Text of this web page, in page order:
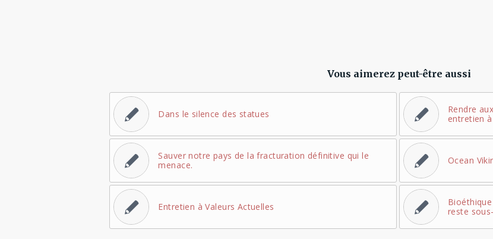
Vous aimerez peut-être aussi
Dans le silence des statues
Rendre
entretien à
Sauver notre pays de la fracturation définitive qui le
menace.
Ocean
Entretien à Valeurs Actuelles
reste